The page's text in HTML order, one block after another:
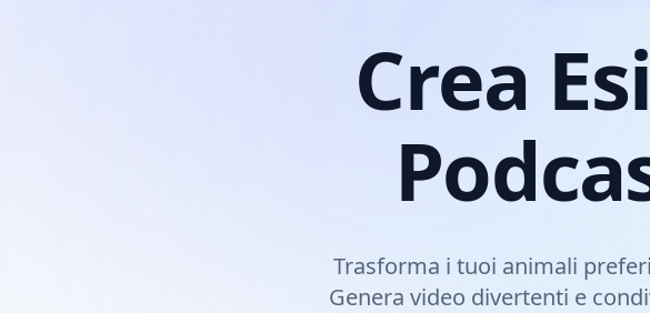
Crea
Trasforma i tuoi animali
Genera video divertenti e